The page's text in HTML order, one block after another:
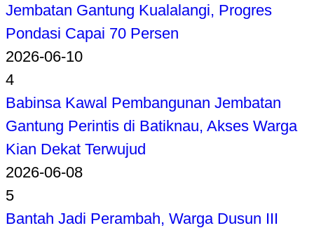
Jembatan Gantung Kualalangi, Progres
Pondasi Capai 70 Persen
2026-06-10
4
Babinsa Kawal Pembangunan Jembatan
Gantung Perintis di Batiknau, Akses Warga
Kian Dekat Terwujud
2026-06-08
5
Bantah Jadi Perambah, Warga Dusun III